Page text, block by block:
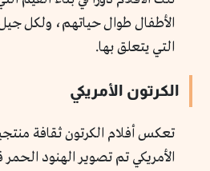
الأطفال طوال حياتهم، ولكل
التي يتعلق بها.
الكرتون الأمريكي
تعكس أفلام الكرتون ثقافة
الأمريكي تم تصوير الهنود